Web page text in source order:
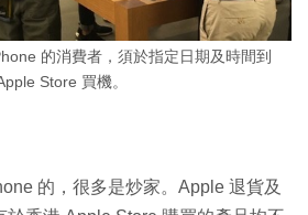
的消費者，須於指定日期及時間到
Store 買機。
的，很多是炒家。Apple 退貨及